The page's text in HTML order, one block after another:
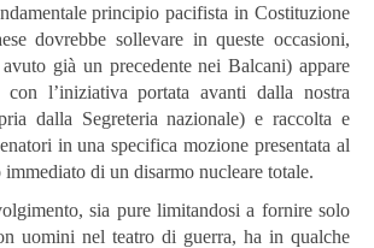
principio pacifista in Costituzione
dovrebbe sollevare in queste occasioni,
già un precedente nei Balcani) appare
con l’iniziativa portata avanti dalla nostra
dalla Segreteria nazionale) e raccolta e
in una specifica mozione presentata al
immediato di un disarmo nucleare totale.
sia pure limitandosi a fornire solo
uomini nel teatro di guerra, ha in qualche